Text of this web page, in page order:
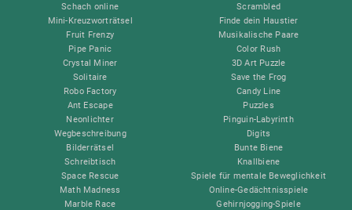
Schach online
Mini-Kreuzworträtsel
Fruit Frenzy
Pipe Panic
Crystal Miner
Solitaire
Robo Factory
Ant Escape
Neonlichter
Wegbeschreibung
Bilderrätsel
Schreibtisch
Space Rescue
Math Madness
Marble Race
Scrambled
Finde dein Haustier
Musikalische Paare
Color Rush
3D Art Puzzle
Save the Frog
Candy Line
Puzzles
Pinguin-Labyrinth
Digits
Bunte Biene
Knallbiene
Spiele für mentale Beweglichkeit
Online-Gedächtnisspiele
Gehirnjogging-Spiele